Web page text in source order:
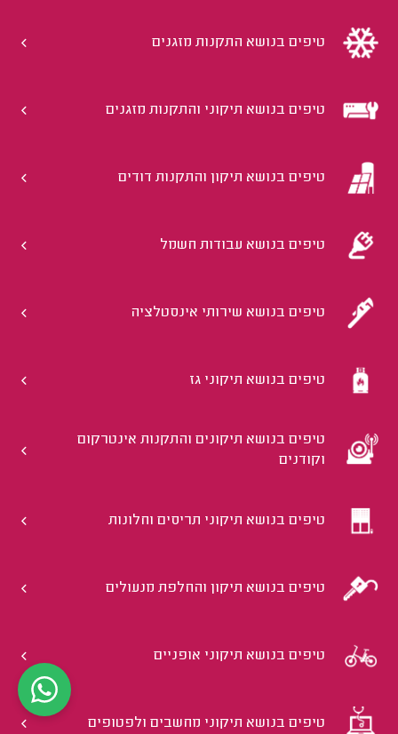
טיפים בנושא התקנות מזגנים
טיפים בנושא תיקוני והתקנות מזגנים
טיפים בנושא תיקון והתקנות דודים
טיפים בנושא עבודות חשמל
טיפים בנושא שירותי אינסטלציה
טיפים בנושא תיקוני גז
טיפים בנושא תיקונים והתקנות אינטרקום
וקודנים
טיפים בנושא תיקוני תריסים וחלונות
טיפים בנושא תיקון והחלפת מנעולים
טיפים בנושא תיקוני אופניים
טיפים בנושא תיקוני מחשבים ולפטופים